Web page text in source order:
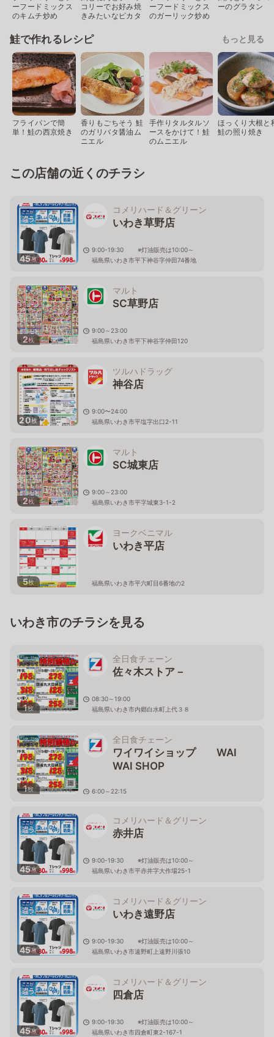
ーフードミックス
のキムチ炒め
コリーでお好み焼
きみたいなピカタ
ーフードミックス
のガーリック炒め
ーのグラタン
鮭で作れるレシピ もっと見る
フライパンで簡
単！鮭の西京焼き
香りもごちそう 鮭
のガリバタ醤油ム
ニエル
手作りタルタルソ
ースをかけて！鮭
のムニエル
ほっくり大根と
鮭の照り焼き
この店舗の近くのチラシ
45枚
コメリハード＆グリーン
いわき草野店
9:00-19:30 ※灯油販売は10:00～
福島県いわき市平下神谷字仲田74番地
2枚
マルト
SC草野店
9:00～23:00
福島県いわき市平下神谷字仲田120
20枚
ツルハドラッグ
神谷店
9:00〜24:00
福島県いわき市平塩字出口2-11
2枚
マルト
SC城東店
9:00～23:00
福島県いわき市平字城東3-1-2
5枚
ヨークベニマル
いわき平店
福島県いわき市平六町目6番地の2
いわき市のチラシを見る
1枚
全日食チェーン
佐々木ストア－
08:30～19:00
福島県いわき市内郷白水町上代３８
1枚
全日食チェーン
ワイワイショップ WAI
WAI SHOP
6:00～22:15
45枚
コメリハード＆グリーン
赤井店
9:00-19:30 ※灯油販売は10:00～
福島県いわき市平赤井字大作場25-1
45枚
コメリハード＆グリーン
いわき遠野店
9:00-19:30 ※灯油販売は10:00～
福島県いわき市遠野町上遠野川張10
45枚
コメリハード＆グリーン
四倉店
9:00-19:30 ※灯油販売は10:00～
福島県いわき市四倉町東2-167-1